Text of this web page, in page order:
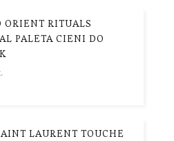
ORIENT RITUALS
PALETA CIENI DO
LAURENT TOUCHE